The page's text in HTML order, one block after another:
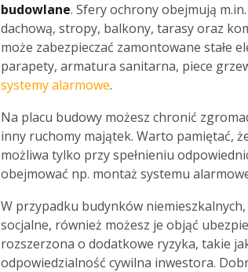
budowlane. Sfery ochrony obejmują
dachową, stropy, balkony, tarasy oraz
może zabezpieczać zamontowane stałe
parapety, armatura sanitarna, piece
systemy alarmowe.
Na placu budowy możesz chronić
inny ruchomy majątek. Warto pamiętać,
możliwa tylko przy spełnieniu
obejmować np. montaż systemu
W przypadku budynków
socjalne, również możesz je objąć
rozszerzona o dodatkowe ryzyka, takie
odpowiedzialność cywilna inwestora.